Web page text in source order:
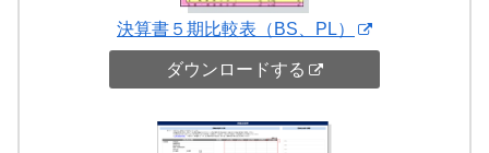
決算書５期比較表（BS、PL）
ダウンロードする